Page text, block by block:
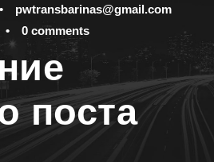
•
pwtransbarinas@gmail.com
• 0 comments
поста